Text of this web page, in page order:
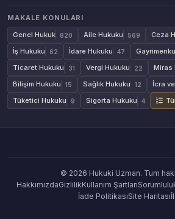
MAKALE KONULARI
Genel Hukuk
820 Aile Hukuku 569 Ceza
İş Hukuku 62 İdare Hukuku 47
Ticaret Hukuku 31 Vergi Hukuku 22 Miras
Bilişim Hukuku 15 Sağlık Hukuku 12 İcra
Tüketici Hukuku 9 Sigorta Hukuku 4
© 2026 Hukuki Uzman. Tum
HakkımızdaGizlilikKullanım Şartları
İade PolitikasıSite Haritası